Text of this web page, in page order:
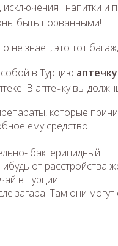
: напитки и
быть порванными!
не знает, это тот
в Турцию аптечку
В аптечку вы
которые
ему средство.
бактерицидный.
от расстройства
в Турции!
загара. Там они могут